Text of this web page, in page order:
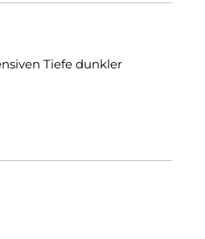
Tiefe dunkler